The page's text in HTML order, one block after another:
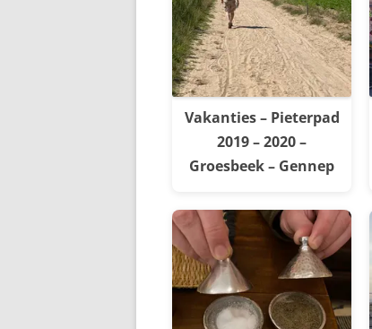
Vakanties – Pieterpad
2019 – 2020 –
Groesbeek – Gennep